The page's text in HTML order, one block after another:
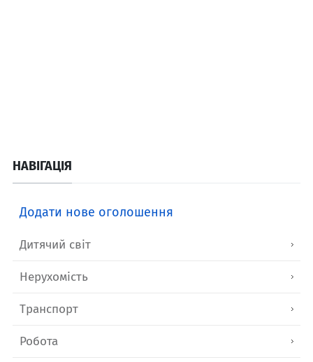
НАВІГАЦІЯ
Додати нове оголошення
Дитячий світ
Нерухомість
Транспорт
Робота